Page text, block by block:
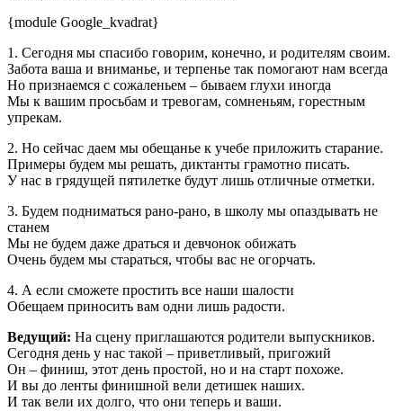
{module Google_kvadrat}
1. Сегодня мы спасибо говорим, конечно, и родителям своим.
Забота ваша и вниманье, и терпенье так помогают нам всегда
Но признаемся с сожаленьем – бываем глухи иногда
Мы к вашим просьбам и тревогам, сомненьям, горестным
упрекам.
2. Но сейчас даем мы обещанье к учебе приложить старание.
Примеры будем мы решать, диктанты грамотно писать.
У нас в грядущей пятилетке будут лишь отличные отметки.
3. Будем подниматься рано-рано, в школу мы опаздывать не
станем
Мы не будем даже драться и девчонок обижать
Очень будем мы стараться, чтобы вас не огорчать.
4. А если сможете простить все наши шалости
Обещаем приносить вам одни лишь радости.
Ведущий: На сцену приглашаются родители выпускников.
Сегодня день у нас такой – приветливый, пригожий
Он – финиш, этот день простой, но и на старт похоже.
И вы до ленты финишной вели детишек наших.
И так вели их долго, что они теперь и ваши.